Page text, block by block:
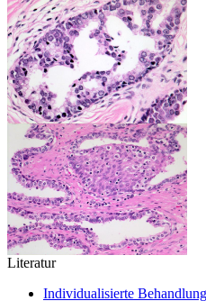
Literatur
Individualisierte